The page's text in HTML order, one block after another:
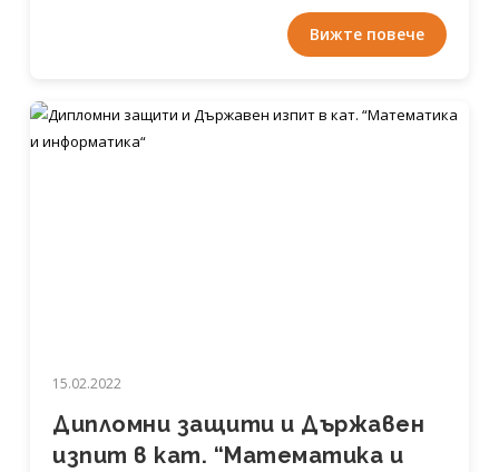
Вижте повече
15.02.2022
Дипломни защити и Държавен
изпит в кат. “Математика и